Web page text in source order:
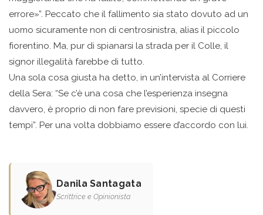
errore»”. Peccato che il fallimento sia stato dovuto ad un
uomo sicuramente non di centrosinistra, alias il piccolo
fiorentino. Ma, pur di spianarsi la strada per il Colle, il
signor illegalità farebbe di tutto.
Una sola cosa giusta ha detto, in un’intervista al Corriere
della Sera: “Se c’è una cosa che l’esperienza insegna
davvero, è proprio di non fare previsioni, specie di questi
tempi”. Per una volta dobbiamo essere d’accordo con lui.
Danila Santagata
Scrittrice e Opinionista